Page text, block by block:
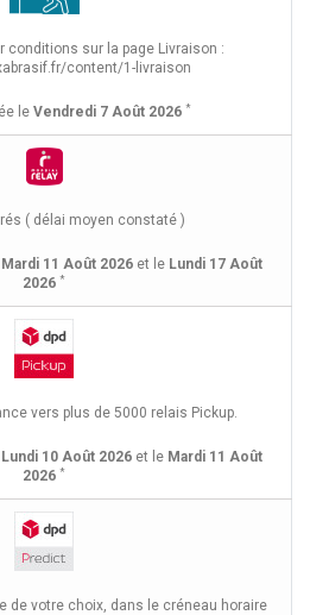
conditions sur la page Livraison :
content/1-livraison
le Vendredi 7 Août 2026 *
( délai moyen constaté )
Mardi 11 Août 2026et le Lundi 17 Août
2026 *
vers plus de 5000 relais Pickup.
Lundi 10 Août 2026et le Mardi 11 Août
2026 *
de votre choix, dans le créneau horaire